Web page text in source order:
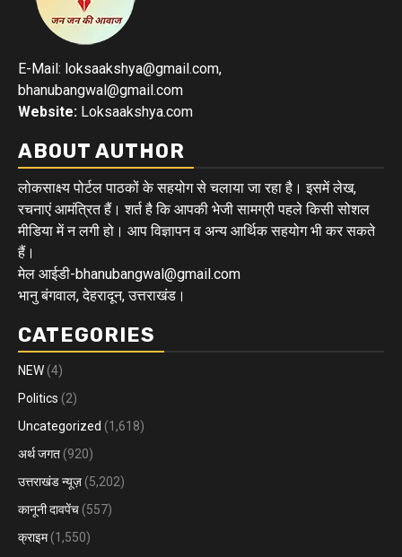
E-Mail: loksaakshya@gmail.com,
bhanubangwal@gmail.com
Website: Loksaakshya.com
ABOUT AUTHOR
लोकसाक्ष्य पोर्टल पाठकों के सहयोग से चलाया जा रहा है। इसमें लेख,
रचनाएं आमंत्रित हैं। शर्त है कि आपकी भेजी सामग्री पहले किसी सोशल
मीडिया में न लगी हो। आप विज्ञापन व अन्य आर्थिक सहयोग भी कर सकते
हैं।
मेल आईडी-bhanubangwal@gmail.com
भानु बंगवाल, देहरादून, उत्तराखंड।
CATEGORIES
NEW (4)
Politics (2)
Uncategorized (1,618)
अर्थ जगत (920)
उत्तराखंड न्यूज़ (5,202)
कानूनी दावपेंच (557)
क्राइम(1,550)